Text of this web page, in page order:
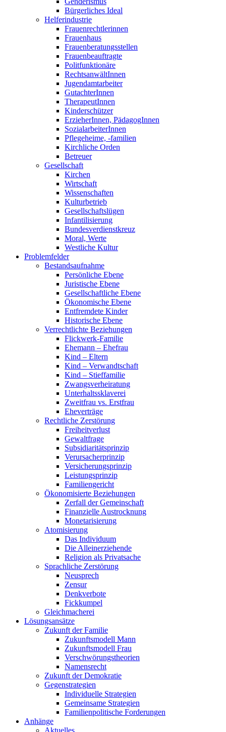
Bürgerliches Ideal
Helferindustrie
Frauenrechtlerinnen
Frauenhaus
Frauenberatungsstellen
Frauenbeauftragte
Politfunktionäre
RechtsanwältInnen
Jugendamtarbeiter
GutachterInnen
TherapeutInnen
Kinderschützer
ErzieherInnen, PädagogInnen
SozialarbeiterInnen
Pflegeheime, -familien
Kirchliche Orden
Betreuer
Gesellschaft
Kirchen
Wirtschaft
Wissenschaften
Kulturbetrieb
Gesellschaftslügen
Infantilisierung
Bundesverdienstkreuz
Moral, Werte
Westliche Kultur
Problemfelder
Bestandsaufnahme
Persönliche Ebene
Juristische Ebene
Gesellschaftliche Ebene
Ökonomische Ebene
Entfremdete Kinder
Historische Ebene
Verrechtlichte Beziehungen
Flickwerk-Familie
Ehemann – Ehefrau
Kind – Eltern
Kind – Verwandtschaft
Kind – Stieffamilie
Zwangsverheiratung
Unterhaltssklaverei
Zweitfrau vs. Erstfrau
Eheverträge
Rechtliche Zerstörung
Freiheitverlust
Gewaltfrage
Subsidiaritätsprinzip
Verursacherprinzip
Versicherungsprinzip
Leistungsprinzip
Familiengericht
Ökonomisierte Beziehungen
Zerfall der Gemeinschaft
Finanzielle Austrocknung
Monetarisierung
Atomisierung
Das Individuum
Die Alleinerziehende
Religion als Privatsache
Sprachliche Zerstörung
Neusprech
Zensur
Denkverbote
Fickkumpel
Gleichmacherei
Lösungsansätze
Zukunft der Familie
Zukunftsmodell Mann
Zukunftsmodell Frau
Verschwörungstheorien
Namensrecht
Zukunft der Demokratie
Gegenstrategien
Individuelle Strategien
Gemeinsame Strategien
Familienpolitische Forderungen
Anhänge
Aktuelles